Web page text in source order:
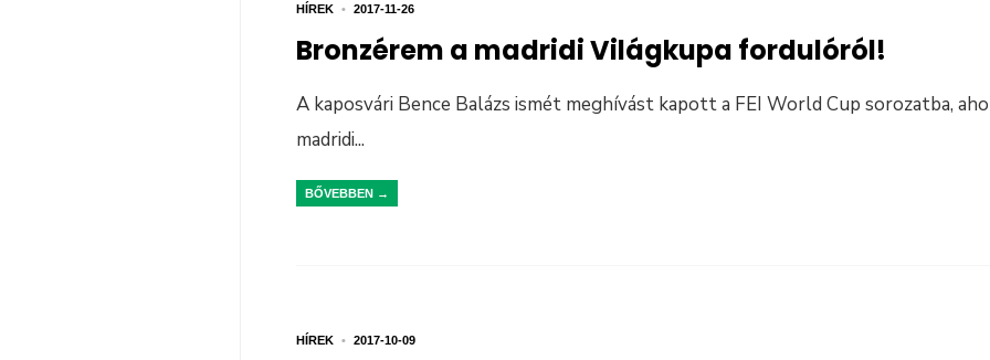
HÍREK • 2017-11-26
Bronzérem a madridi Világkupa fordulóról!
A kaposvári Bence Balázs ismét meghívást kapott a FEI World Cup sorozatba,
madridi...
BŐVEBBEN →
HÍREK • 2017-10-09